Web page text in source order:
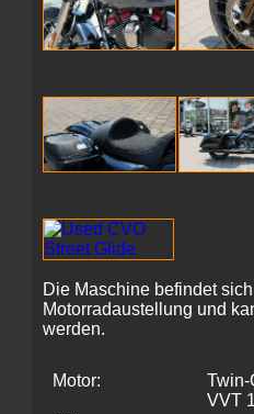
Die Maschine befindet
Motorradaustellung und
werden.
Motor:
Twin-
VVT